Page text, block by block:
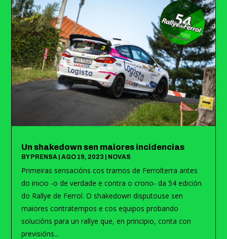
Un shakedown sen maiores incidencias
BY PRENSA |AGO 19, 2023 NOVAS
Primeiras sensacións cos tramos de Ferrolterra antes
do inicio -o de verdade e contra o crono- da 54 edición
do Rallye de Ferrol. O shakedown disputouse sen
maiores contratempos e cos equipos probando
solucións para un rallye que, en principio, conta con
previsións...